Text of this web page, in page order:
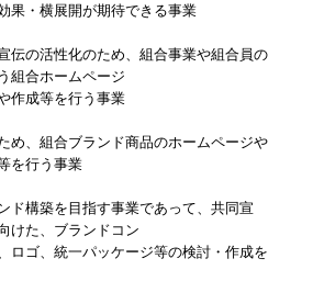
果・横展開が期待できる事業
活性化のため、組合事業や組合員の
組合ホームページ
成等を行う事業
組合ブランド商品のホームページや
を行う事業
築を目指す事業であって、共同宣
けた、ブランドコン
ゴ、統一パッケージ等の検討・作成を